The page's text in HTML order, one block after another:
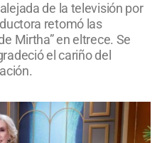
de la televisión por
retomó las
Mirtha” en eltrece. Se
el cariño del